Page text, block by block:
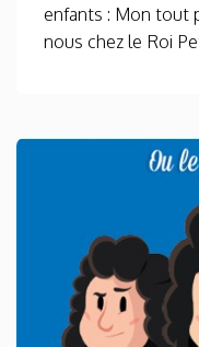
enfants : Mon tout
nous chez le Roi